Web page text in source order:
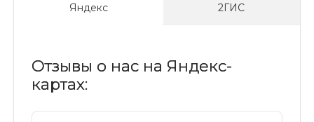
Яндекс 2ГИС
Отзывы о нас на Яндекс-
картах: